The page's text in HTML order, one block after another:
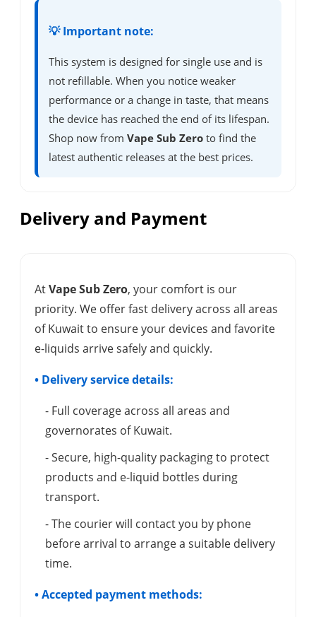
💡 Important note:
This system is designed for single use and is
not refillable. When you notice weaker
performance or a change in taste, that means
the device has reached the end of its lifespan.
Shop now from Vape Sub Zero to find the
latest authentic releases at the best prices.
Delivery and Payment
AtVape Sub Zero, your comfort is our
priority. We offer fast delivery across all areas
of Kuwait to ensure your devices and favorite
e-liquids arrive safely and quickly.
• Delivery service details:
- Full coverage across all areas and
governorates of Kuwait.
- Secure, high-quality packaging to protect
products and e-liquid bottles during
transport.
- The courier will contact you by phone
before arrival to arrange a suitable delivery
time.
• Accepted payment methods: